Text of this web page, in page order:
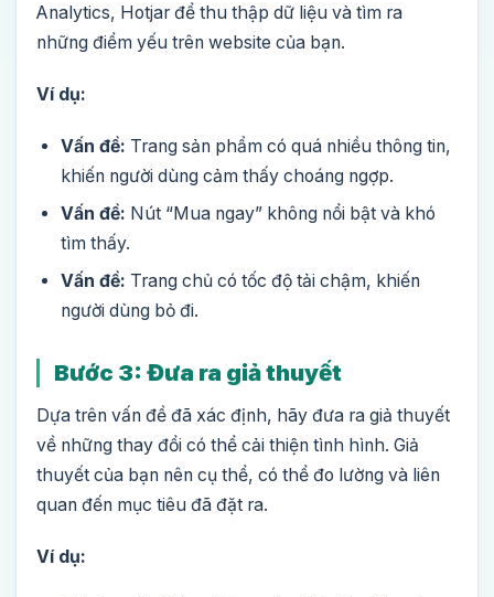
Analytics, Hotjar để thu thập dữ liệu và tìm ra
những điểm yếu trên website của bạn.
Ví dụ:
Vấn đề: Trang sản phẩm có quá nhiều thông tin,
khiến người dùng cảm thấy choáng ngợp.
Vấn đề: Nút “Mua ngay” không nổi bật và khó
tìm thấy.
Vấn đề: Trang chủ có tốc độ tải chậm, khiến
người dùng bỏ đi.
Bước 3: Đưa ra giả thuyết
Dựa trên vấn đề đã xác định, hãy đưa ra giả thuyết
về những thay đổi có thể cải thiện tình hình. Giả
thuyết của bạn nên cụ thể, có thể đo lường và liên
quan đến mục tiêu đã đặt ra.
Ví dụ: